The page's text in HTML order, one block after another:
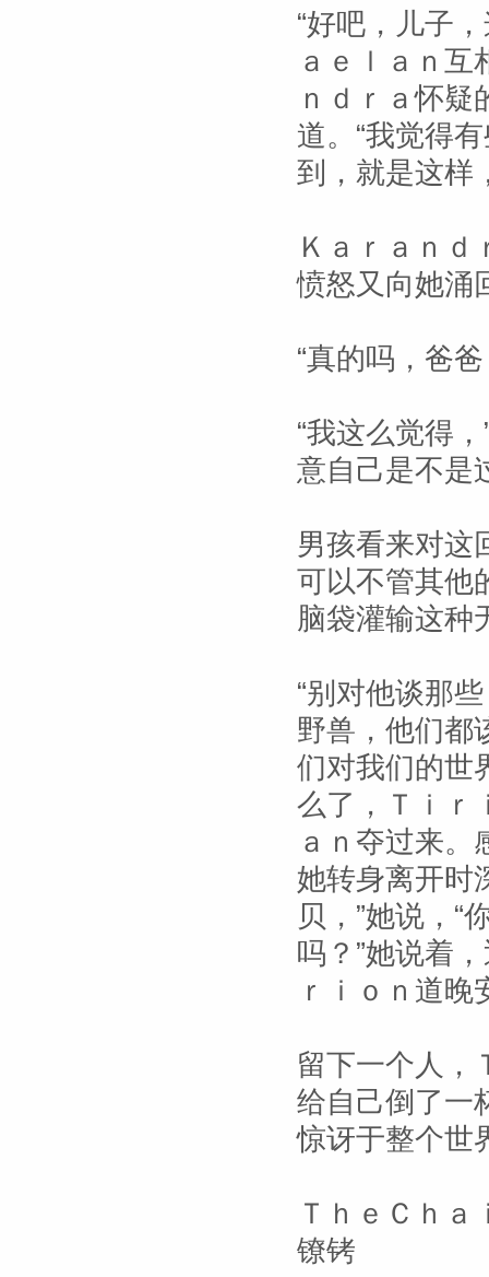
“好吧，儿子
ａｅｌａｎ
ｎｄｒａ怀
道。“我觉得
到，就是这样
Ｋａｒａｎｄ
愤怒又向她涌
“真的吗，爸
“我这么觉得
意自己是不是
男孩看来对这
可以不管其他
脑袋灌输这种
“别对他谈那
野兽，他们都
们对我们的世
么了，Ｔｉｒ
ａｎ夺过来
她转身离开时
贝，”她说，“
吗？”她说着
ｒｉｏｎ道晚
留下一个人，
给自己倒了一
惊讶于整个世
ＴｈｅＣｈ
镣铐